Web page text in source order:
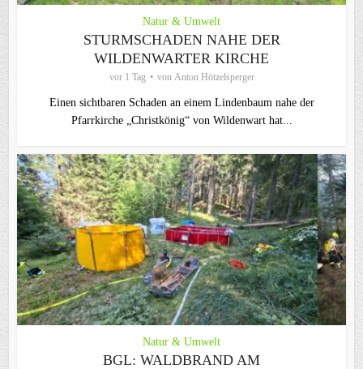
Natur & Umwelt
STURMSCHADEN NAHE DER
WILDENWARTER KIRCHE
vor 1 Tag von Anton Hötzelsperger
Einen sichtbaren Schaden an einem Lindenbaum nahe der
Pfarrkirche „Christkönig“ von Wildenwart hat...
Natur & Umwelt
BGL: WALDBRAND AM